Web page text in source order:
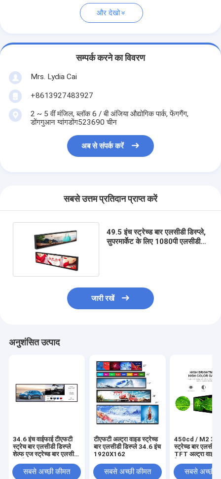
और देखो
सम्पर्क करने का विवरण
Mrs. Lydia Cai
+8613927483927
2 ~ 5 वीं मंजिल, ब्लॉक 6 / बी अंजिया औद्योगिक पार्क, फेंगगैंग,
डोंगगुआन ग्वांगडोंग523690 चीन
अब से संपर्क करें
सबसे उत्तम प्रतिदान प्राप्त करें
49.5 इंच स्ट्रेच्ड बार एलसीडी डिस्प्ले,
सुपरमार्केट के लिए 1080पी एलसीडी
जारी रखें
अनुशंसित उत्पाद
34.6 इंच वाईफाई टीएफटी
स्ट्रेच बार एलसीडी डिस्प्ले
शेल्फ एज स्ट्रेच्ड बार एलसीडी
सबसे अच्छी कीमत
टीएफटी अल्ट्रा वाइड स्ट्रेच्ड
बार एलसीडी डिस्प्ले 34.6 इंच
1920X162
सबसे अच्छी कीमत
450cd / M2
स्ट्रेच्ड बार एलसीडी
TFT अल्ट्रा वाइड
सबसे अच्छी